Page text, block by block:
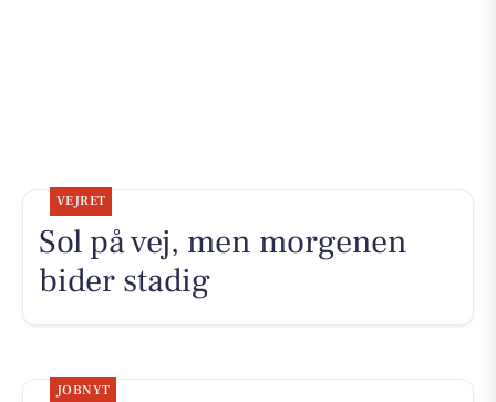
VEJRET
Sol på vej, men morgenen
bider stadig
JOBNYT